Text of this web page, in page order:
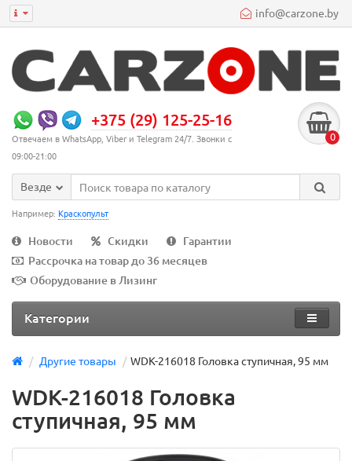
info@carzone.by
+375 (29) 125-25-16
Отвечаем в WhatsApp, Viber и Telegram 24/7. Звонки с
09:00-21:00
0
Везде
Например: Краскопульт
Новости Скидки
Гарантии
Рассрочка на товар до 36 месяцев
Оборудование в Лизинг
Категории
Другие товары WDK-216018 Головка ступичная, 95 мм
WDK-216018 Головка
ступичная, 95 мм